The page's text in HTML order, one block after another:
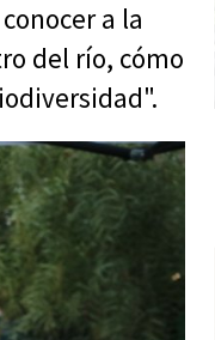
a la
del río, cómo